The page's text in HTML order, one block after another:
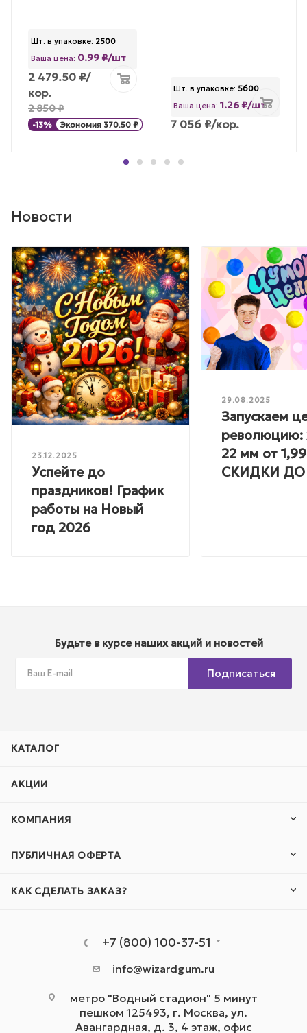
Шт. в упаковке: 2500
Ваша цена: 0.99 ₽/шт
2 479.50 ₽/
кор.
2 850₽
-13% Экономия 370.50 ₽
Шт. в упаковке: 5600
Ваша цена: 1.26 ₽/шт
7 056 ₽/кор.
Новости
23.12.2025
Успейте до
праздников! График
работы на Новый
год 2026
29.08.2025
Запускаем
революцию:
22 мм от
СКИДКИ ДО
Будьте в курсе наших акций и новостей
Подписаться
КАТАЛОГ
АКЦИИ
КОМПАНИЯ
ПУБЛИЧНАЯ ОФЕРТА
КАК СДЕЛАТЬ ЗАКАЗ?
+7 (800) 100-37-51
info@wizardgum.ru
метро "Водный стадион" 5 минут
пешком 125493, г. Москва, ул.
Авангардная, д. 3, 4 этаж, офис